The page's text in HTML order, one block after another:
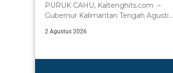
PURUK CAHU, Kaltenghits.com –
Gubernur Kalimantan Tengah Agustiar
pelaksanaan...
2 Agustus 2026